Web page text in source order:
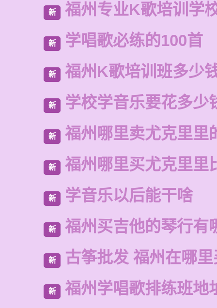
新 福州专业K歌培训学
新 学唱歌必练的100首
新 福州K歌培训班多少
新 学校学音乐要花多少
新 福州哪里卖尤克里里
新 福州哪里买尤克里里
新 学音乐以后能干啥
新 福州买吉他的琴行有
新 古筝批发 福州在哪
新 福州学唱歌排练班地